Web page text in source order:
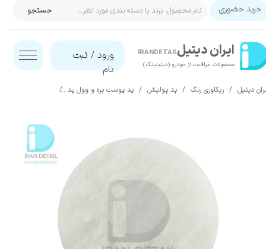
ایران‌ دیتیل
محصولات مراقبت از خودرو (دیتیلینگ)​​​​​​​
IRANDETAIL ورود / ثبت
نام
حساب کاربری من
تغییر گذر واژه
جستجو خرید حضوری
دیتیل ریکاوری رنگ پد پولیش پد پوست بره و وول پد